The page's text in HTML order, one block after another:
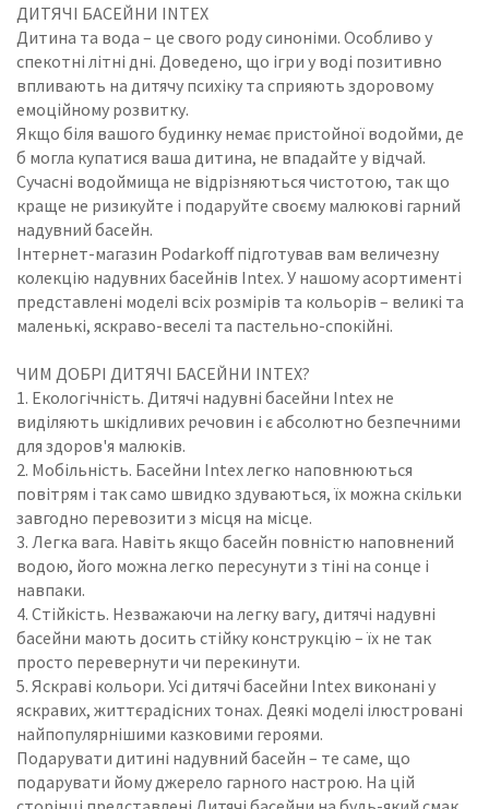
ДИТЯЧІ БАСЕЙНИ INTEX
Дитина та вода – це свого роду синоніми. Особливо у
спекотні літні дні. Доведено, що ігри у воді позитивно
впливають на дитячу психіку та сприяють здоровому
емоційному розвитку.
Якщо біля вашого будинку немає пристойної водойми, де
б могла купатися ваша дитина, не впадайте у відчай.
Сучасні водоймища не відрізняються чистотою, так що
краще не ризикуйте і подаруйте своєму малюкові гарний
надувний басейн.
Інтернет-магазин Podarkoff підготував вам величезну
колекцію надувних басейнів Intex. У нашому асортименті
представлені моделі всіх розмірів та кольорів – великі та
маленькі, яскраво-веселі та пастельно-спокійні.
ЧИМ ДОБРІ ДИТЯЧІ БАСЕЙНИ INTEX?
1. Екологічність. Дитячі надувні басейни Intex не
виділяють шкідливих речовин і є абсолютно безпечними
для здоров'я малюків.
2. Мобільність. Басейни Intex легко наповнюються
повітрям і так само швидко здуваються, їх можна скільки
завгодно перевозити з місця на місце.
3. Легка вага. Навіть якщо басейн повністю наповнений
водою, його можна легко пересунути з тіні на сонце і
навпаки.
4. Стійкість. Незважаючи на легку вагу, дитячі надувні
басейни мають досить стійку конструкцію – їх не так
просто перевернути чи перекинути.
5. Яскраві кольори. Усі дитячі басейни Intex виконані у
яскравих, життєрадісних тонах. Деякі моделі ілюстровані
найпопулярнішими казковими героями.
Подарувати дитині надувний басейн – те саме, що
подарувати йому джерело гарного настрою. На цій